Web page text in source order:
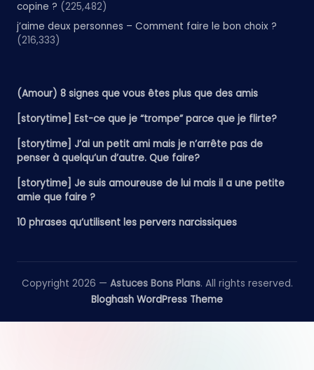
copine ? (225,482)
j’aime deux personnes – Comment faire le bon choix ?
(216,333)
(Amour) 8 signes que vous êtes plus que des amis
[storytime] Est-ce que je “trompe” parce que je flirte?
[storytime] J’ai un petit ami mais je n’arrête pas de
penser à quelqu’un d’autre. Que faire?
[storytime] Je suis amoureuse de lui mais il a une petite
amie que faire ?
10 phrases qu’utilisent les pervers narcissiques
Copyright 2026 — Astuces Bons Plans. All rights reserved.
Bloghash WordPress Theme